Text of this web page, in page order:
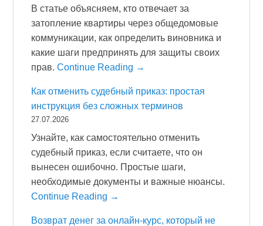
В статье объясняем, кто отвечает за
затопление квартиры через общедомовые
коммуникации, как определить виновника и
какие шаги предпринять для защиты своих
прав.Continue Reading →
Как отменить судебный приказ: простая
инструкция без сложных терминов
27.07.2026
Узнайте, как самостоятельно отменить
судебный приказ, если считаете, что он
вынесен ошибочно. Простые шаги,
необходимые документы и важные нюансы.
Continue Reading →
Возврат денег за онлайн-курс, который не